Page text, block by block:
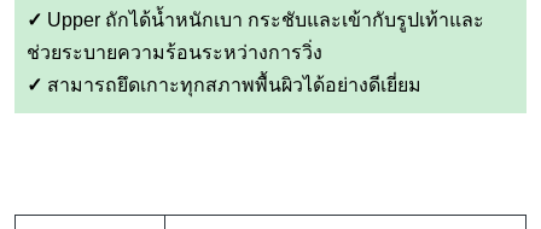
✓ Upper ถักได้น้ำหนักเบา กระชับและเข้ากับรูปเท้าและ
ช่วยระบายความร้อนระหว่างการวิ่ง
✓ สามารถยึดเกาะทุกสภาพพื้นผิวได้อย่างดีเยี่ยม